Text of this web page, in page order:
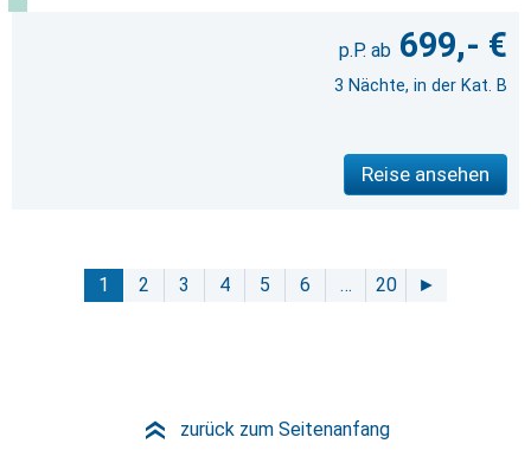
699,- €
3 Nächte, in der Kat. B
Reise ansehen
1 2 3 4 5 6 … 20 ►
» zurück zum Seitenanfang